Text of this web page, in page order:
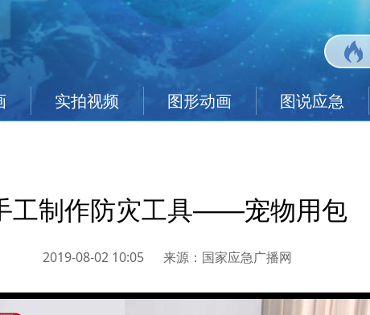
实拍视频 图形动画 图说应急
工制作防灾工具——宠物用包
2019-08-02 10:05 来源： 国家应急广播网